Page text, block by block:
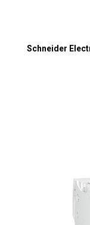
Schneider